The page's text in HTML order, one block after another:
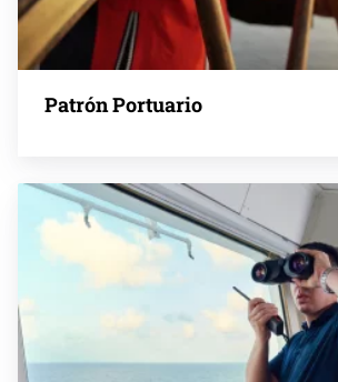
Patrón Portuario